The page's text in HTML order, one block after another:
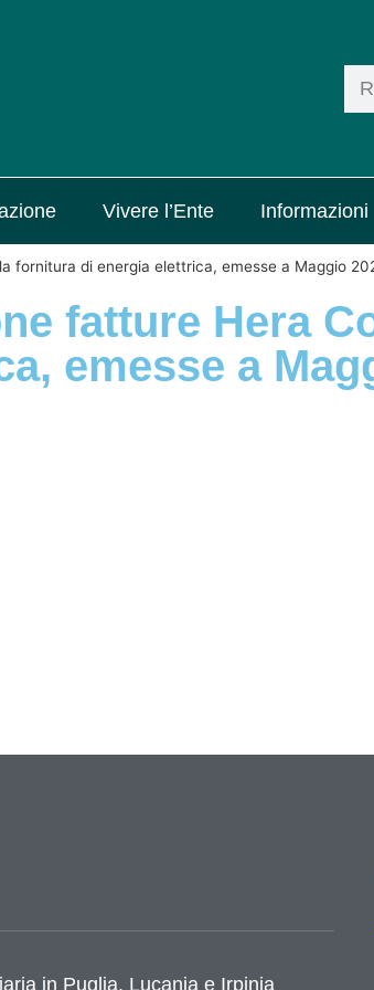
Vivere l’Ente Informazioni
fornitura di energia elettrica, emesse a Maggio
fatture Hera
emesse a
in Puglia, Lucania e Irpinia